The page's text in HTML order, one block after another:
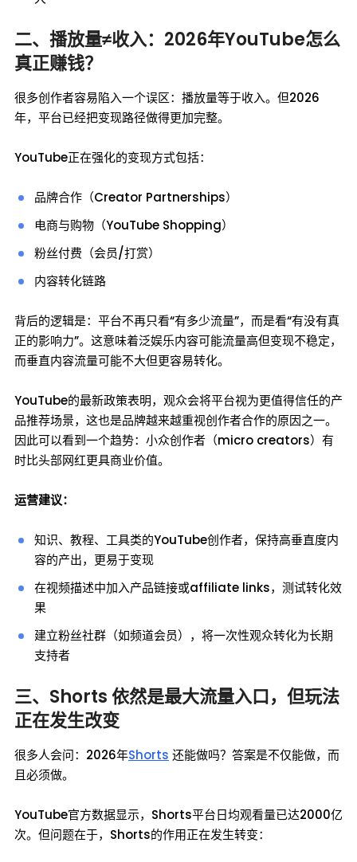
二、播放量≠收入：2026年YouTube怎么
真正赚钱？
很多创作者容易陷入一个误区：播放量等于收入。但2026
年，平台已经把变现路径做得更加完整。
YouTube正在强化的变现方式包括：
品牌合作（Creator Partnerships）
电商与购物（YouTube Shopping）
粉丝付费（会员/打赏）
内容转化链路
背后的逻辑是：平台不再只看“有多少流量”，而是看“有没有真
正的影响力”。这意味着泛娱乐内容可能流量高但变现不稳定，
而垂直内容流量可能不大但更容易转化。
YouTube的最新政策表明，观众会将平台视为更值得信任的产
品推荐场景，这也是品牌越来越重视创作者合作的原因之一。
因此可以看到一个趋势：小众创作者（micro creators）有
时比头部网红更具商业价值。
运营建议：
知识、教程、工具类的YouTube创作者，保持高垂直度内
容的产出，更易于变现
在视频描述中加入产品链接或affiliate links，测试转化效
果
建立粉丝社群（如频道会员），将一次性观众转化为长期
支持者
三、Shorts 依然是最大流量入口，但玩法
正在发生改变
很多人会问：2026年Shorts 还能做吗？答案是不仅能做，而
且必须做。
YouTube官方数据显示，Shorts平台日均观看量已达2000亿
次。但问题在于，Shorts的作用正在发生转变：